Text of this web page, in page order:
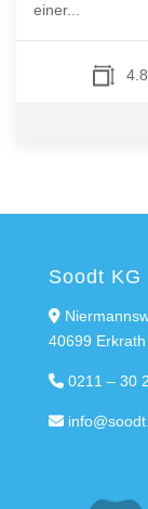
einer...
Soodt KG
40699 Erkrath
0211 – 30